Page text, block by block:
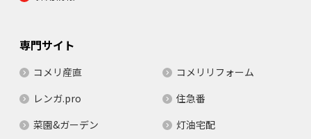
専門サイト
コメリ産直
コメリリフォーム
レンガ.pro
住急番
菜園&ガーデン
灯油宅配